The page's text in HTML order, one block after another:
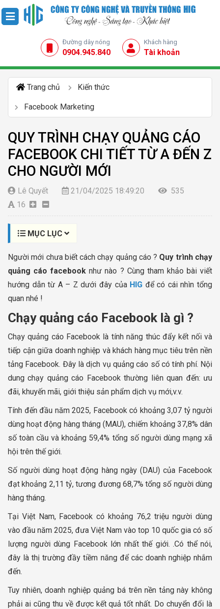
Đường dây nóng
0904.945.840
Khách hàng
Tài khoản
Trang chủ Kiến thức
Facebook Marketing
QUY TRÌNH CHẠY QUẢNG CÁO
FACEBOOK CHI TIẾT TỪ A ĐẾN Z
CHO NGƯỜI MỚI
Lê Quyết 21/04/2025 18:49:20
535
16
MỤC LỤC
Người mới chưa biết cách chạy quảng cáo ? Quy trình chạy
quảng cáo facebook như nào ? Cùng tham khảo bài viết
hướng dẫn từ A – Z dưới đây của HIG để có cái nhìn tổng
quan nhé !
Chạy quảng cáo Facebook là gì ?
Chạy quảng cáo Facebook là tính năng thúc đẩy kết nối và
tiếp cận giữa doanh nghiệp và khách hàng mục tiêu trên nền
tảng Facebook. Đây là dịch vụ quảng cáo số có tính phí. Nội
dung chạy quảng cáo Facebook thường liên quan đến: ưu
đãi, khuyến mãi, giới thiệu sản phẩm dịch vụ mới,v.v.
​Tính đến đầu năm 2025, Facebook có khoảng 3,07 tỷ người
dùng hoạt động hàng tháng (MAU), chiếm khoảng 37,8% dân
số toàn cầu và khoảng 59,4% tổng số người dùng mạng xã
hội trên thế giới.
Số người dùng hoạt động hàng ngày (DAU) của Facebook
đạt khoảng 2,11 tỷ, tương đương 68,7% tổng số người dùng
hàng tháng.
Tại Việt Nam, Facebook có khoảng 76,2 triệu người dùng
vào đầu năm 2025, đưa Việt Nam vào top 10 quốc gia có số
lượng người dùng Facebook lớn nhất thế giới. .​Có thể nói,
đây là thị trường đầy tiềm năng để các doanh nghiệp nhắm
đến.
Tuy nhiên, doanh nghiệp quảng bá trên nền tảng này không
phải ai cũng thu về được kết quả tốt nhất. Do chuyển đổi là